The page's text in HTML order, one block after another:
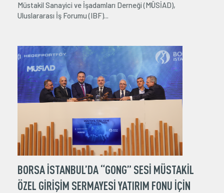
Müstakil Sanayici ve İşadamları Derneği (MÜSİAD),
Uluslararası İş Forumu (IBF)...
BORSA İSTANBUL’DA “GONG” SESİ MÜSTAKİL
ÖZEL GİRİŞİM SERMAYESİ YATIRIM FONU İÇİN